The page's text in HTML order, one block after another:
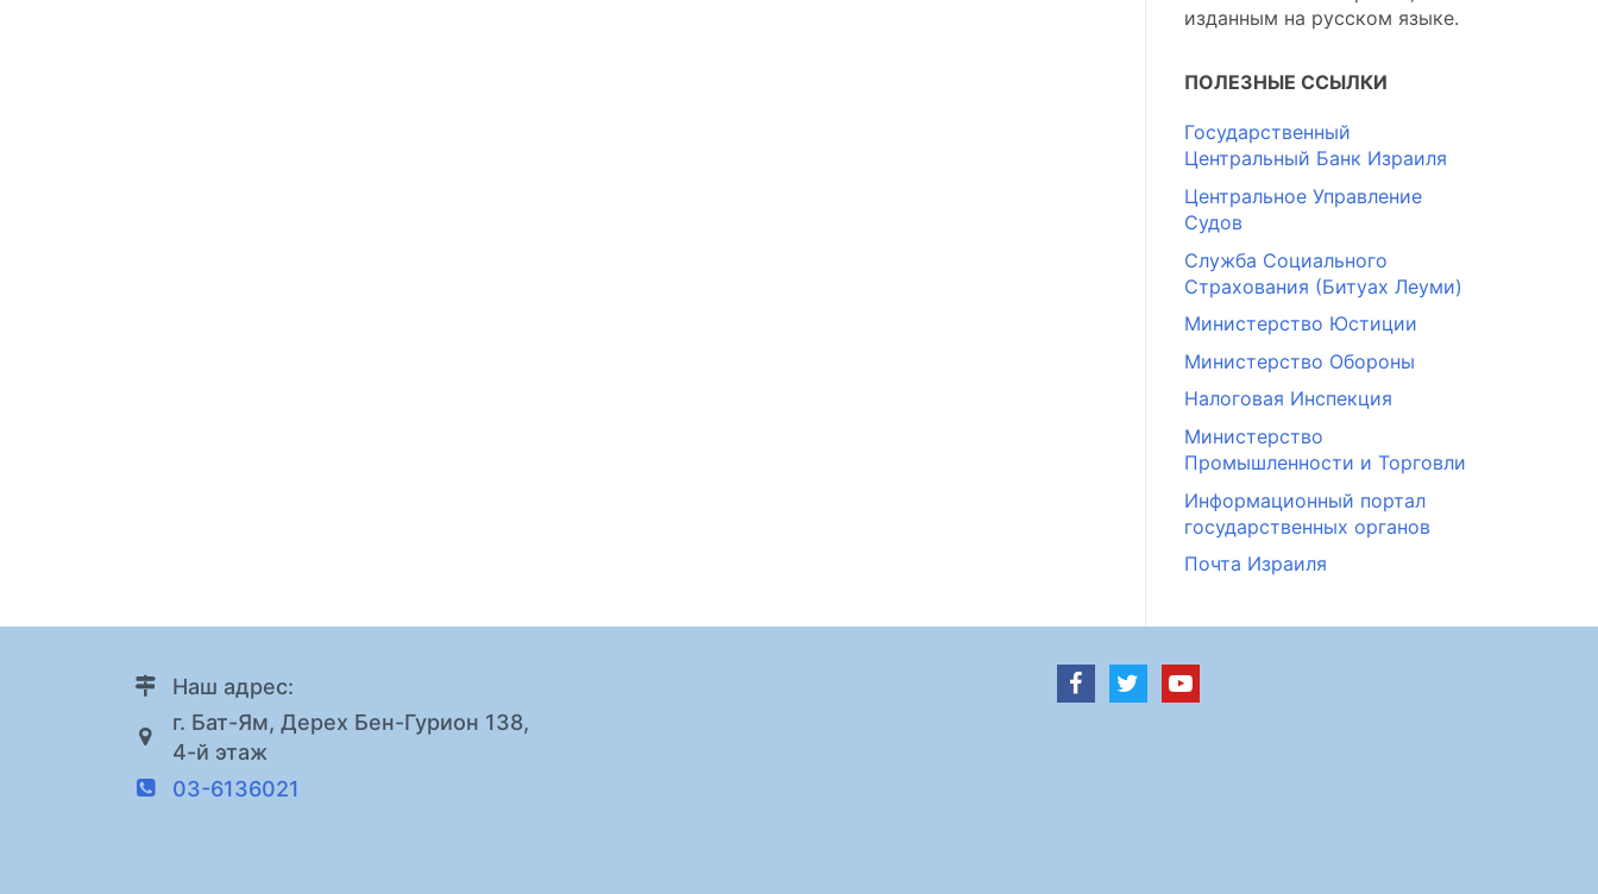
изданным на русском языке.
ПОЛЕЗНЫЕ ССЫЛКИ
Государственный
Центральный Банк Израиля
Центральное Управление
Судов
Служба Социального
Страхования (Битуах Леуми)
Министерство Юстиции
Министерство Обороны
Налоговая Инспекция
Министерство
Промышленности и Торговли
Информационный портал
государственных органов
Почта Израиля
Наш адрес:
г. Бат-Ям, Дерех Бен-Гурион 138,
4-й этаж
03-6136021